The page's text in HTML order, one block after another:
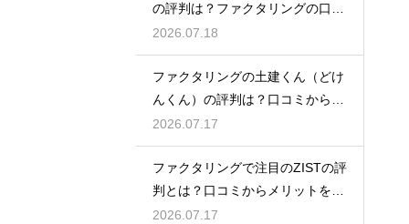
の評判は？ファクタリングの口コ
ミ検証
2026.07.18
ファクタリングの土建くん（どけ
んくん）の評判は？口コミから実
態を徹底解説
2026.07.17
ファクタリングで注目のZISTの評
判とは？口コミからメリットを徹
底解説
2026.07.17